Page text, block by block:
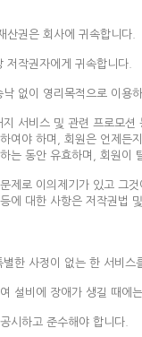
권은 회사에 귀속합니다.
작권자에게 귀속합니다.
없이 영리목적으로 이용
서비스 및 관련 프로모
여야 하며, 회원은 언제
는 동안 유효하며, 회원이
제로 이의제기가 있고 그
에 대한 사항은 저작권법
한 사정이 없는 한 서비
설비에 장애가 생길 때
시하고 준수해야 합니다.